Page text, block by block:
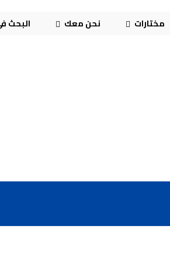
مختارات نحن معك البحث